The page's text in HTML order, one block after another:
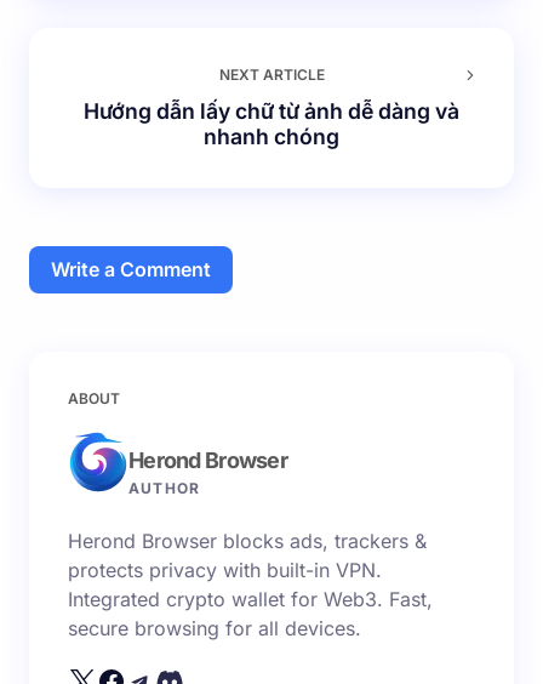
NEXT ARTICLE
Hướng dẫn lấy chữ từ ảnh dễ dàng và
nhanh chóng
Write a Comment
Email của bạn sẽ không được hiển thị công khai.
Name *
Email *
ABOUT
Herond Browser
AUTHOR
Herond Browser blocks ads, trackers &
protects privacy with built-in VPN.
Integrated crypto wallet for Web3. Fast,
secure browsing for all devices.